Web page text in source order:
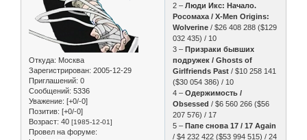
Откуда: Москва
Зарегистрирован: 2005-12-29
Приглашений: 0
Сообщений: 5336
Уважение: [+0/-0]
Позитив: [+0/-0]
Возраст: 40 [1985-12-01]
Провел на форуме:
2 –Люди Икс: Начало.
Росомаха / X-Men Origins:
Wolverine / $26 408 288 ($129
032 435) / 10
3 –Призраки бывших
подружек / Ghosts of
Girlfriends Past / $10 258 141
($30 054 386) / 10
4 –Одержимость /
Obsessed / $6 560 266 ($56
207 576) / 17
5 –Папе снова 17 / 17 Again
/ $4 232 422 ($53 994 515) / 24